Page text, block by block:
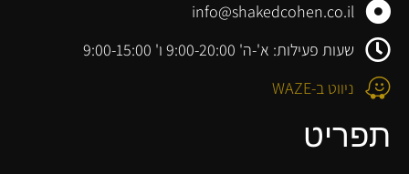
info@shakedcohen.co.il
שעות פעילות: א'-ה' 9:00-20:00 ו' 9:00-15:00
ניווט ב-WAZE
תפריט